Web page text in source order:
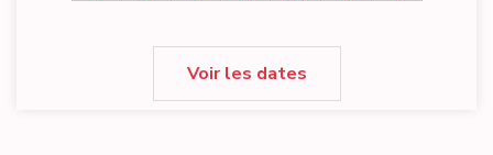
Voir les dates